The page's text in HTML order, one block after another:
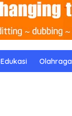
Edukasi Olahraga